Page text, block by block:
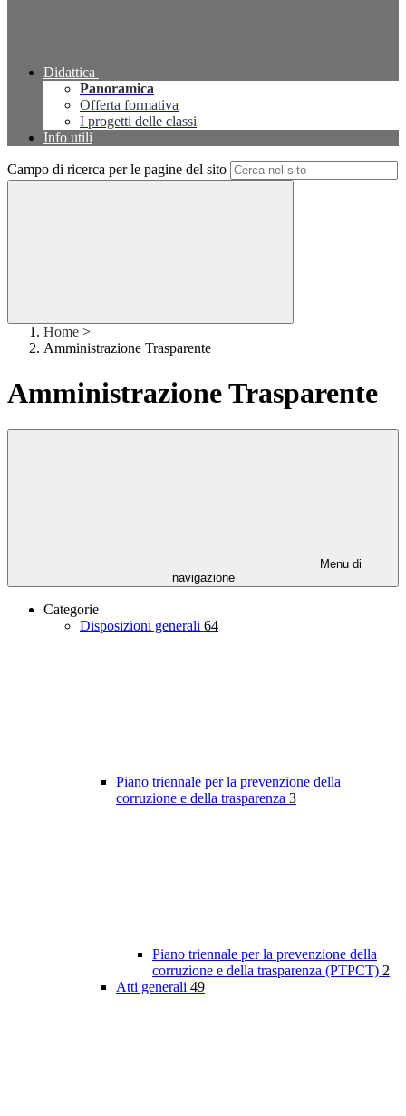
Didattica
Panoramica
Offerta formativa
I progetti delle classi
Info utili
Campo di ricerca per le pagine del sito
Home >
Amministrazione Trasparente
Amministrazione Trasparente
Menu di
navigazione
Categorie
Disposizioni generali 64
Piano triennale per la prevenzione della
corruzione e della trasparenza 3
Piano triennale per la prevenzione della
corruzione e della trasparenza (PTPCT) 2
Atti generali 49